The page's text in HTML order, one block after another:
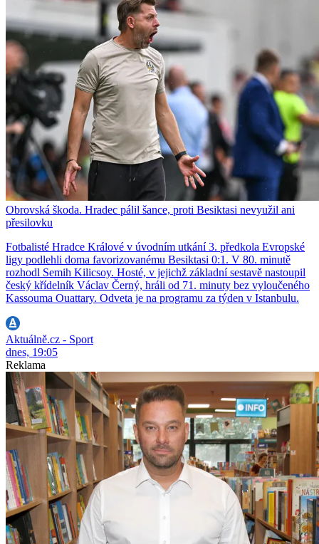
Obrovská škoda. Hradec pálil šance, proti Besiktasi nevyužil ani
přesilovku
Fotbalisté Hradce Králové v úvodním utkání 3. předkola Evropské
ligy podlehli doma favorizovanému Besiktasi 0:1. V 80. minutě
rozhodl Semih Kilicsoy. Hosté, v jejichž základní sestavě nastoupil
český křídelník Václav Černý, hráli od 71. minuty bez vyloučeného
Kassouma Ouattary. Odveta je na programu za týden v Istanbulu.
Aktuálně.cz - Sport
dnes, 19:05
Reklama